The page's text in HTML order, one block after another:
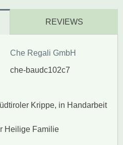
REVIEWS
Che Regali GmbH
che-baudc102c7
Krippe, in Handarbeit
Heilige Familie